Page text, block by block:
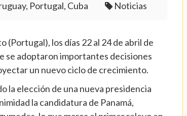
Portugal, Cuba
Noticias
los días 22 al 24 de abril de
se adoptaron importantes decisiones
un nuevo ciclo de crecimiento.
la elección de una nueva presidencia
la candidatura de Panamá,